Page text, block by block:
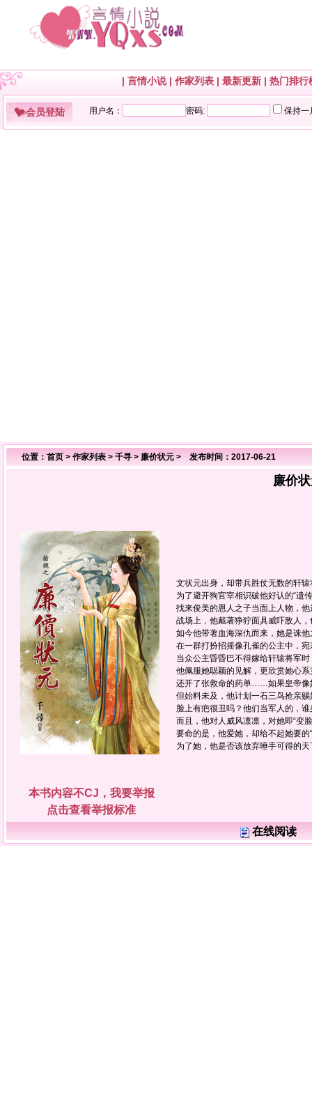
| 言情小说| 作家列表 | 最新更新 | 热门排行
会员登陆
位置： 首页 > 作家列表 > 千寻 > 廉价状元 > 发布时间：2017-06-21
廉价
文状元出身，却带兵胜仗无数的轩
为了避开狗官宰相识破他好认的“遗
找来俊美的恩人之子当面上人物，他
战场上，他戴著狰狞面具威吓敌人
如今他带著血海深仇而来，她是诛
在一群打扮招摇像孔雀的公主中，
当众公主昏昏巴不得嫁给轩辕将军
他佩服她聪颖的见解，更欣赏她心
还开了张救命的药单……如果皇帝像
但始料未及，他计划一石三鸟抢亲
脸上有疤很丑吗？他们当军人的，
而且，他对人威风凛凛，对她即“变
要命的是，他爱她，却给不起她要的
为了她，他是否该放弃唾手可得的
本书内容不CJ，我要举报
点击查看举报标准
在线阅读